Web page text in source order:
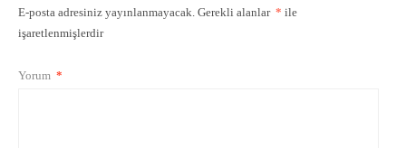
E-posta adresiniz yayınlanmayacak. Gerekli alanlar * ile
işaretlenmişlerdir
Yorum *